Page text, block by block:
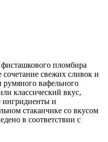
пломбира
сочетание свежих сливок и
вафельного
классический вкус,
ингридиенты и
стаканчике со вкусом
в соответствии с